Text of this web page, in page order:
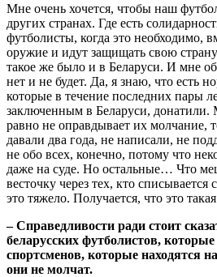
Мне очень хочется, чтобы наш
других странах. Где есть
футболисты, когда это необходимо,
оружие и идут защищать свою
такое же было и в Беларуси. И мне
нет и не будет. Да, я знаю, что есть
которые в течение последних пары
заключенным в Беларуси, донатили.
равно не оправдывает их молчание,
давали два года, не написали, не
не обо всех, конечно, потому что
даже на суде. Но остальные… Что
весточку через тех, кто
это тяжело. Получается, что это
– Справедливости ради стоит
беларусских футболистов,
спортсменов, которые находятся
они не молчат.